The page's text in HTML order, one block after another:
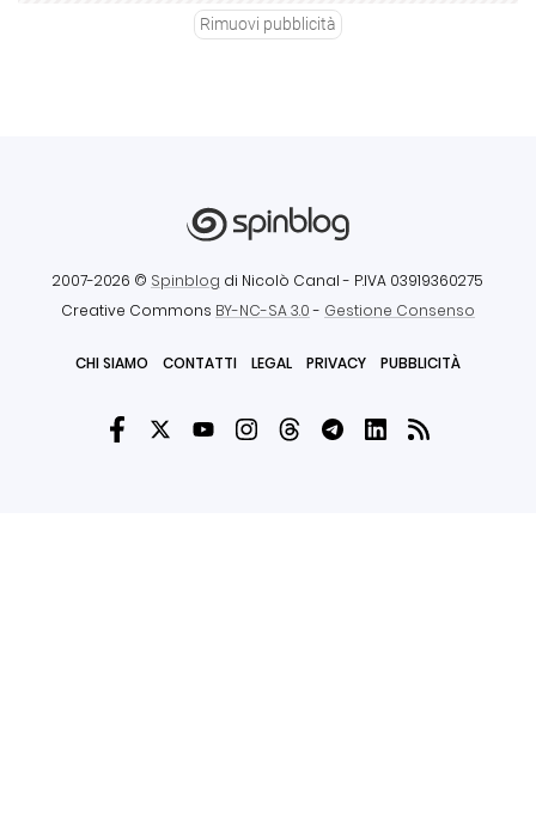
Rimuovi pubblicità
2007-2026 © Spinblog di Nicolò Canal - P.IVA 03919360275
Creative Commons BY-NC-SA 3.0- Gestione Consenso
CHI SIAMO CONTATTI LEGAL PRIVACY PUBBLICITÀ